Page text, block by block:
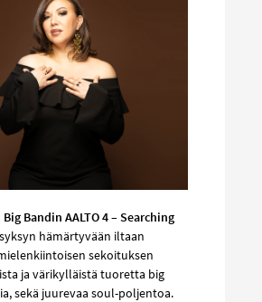
Bandin AALTO 4 – Searching
hämärtyvään iltaan
sekoituksen
ja värikylläistä tuoretta big
sekä juurevaa soul-poljentoa.